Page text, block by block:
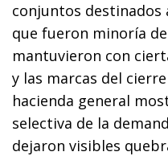
conjuntos
que fueron minoría
mantuvieron con
y las marcas del
hacienda general
selectiva de la
dejaron visibles